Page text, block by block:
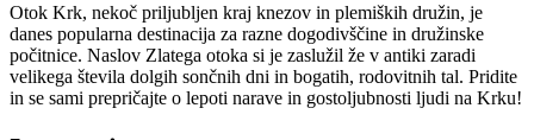
Otok Krk, nekoč priljubljen kraj knezov in plemiških družin, je
danes popularna destinacija za razne dogodivščine in družinske
počitnice. Naslov Zlatega otoka si je zaslužil že v antiki zaradi
velikega števila dolgih sončnih dni in bogatih, rodovitnih tal. Pridite
in se sami prepričajte o lepoti narave in gostoljubnosti ljudi na Krku!